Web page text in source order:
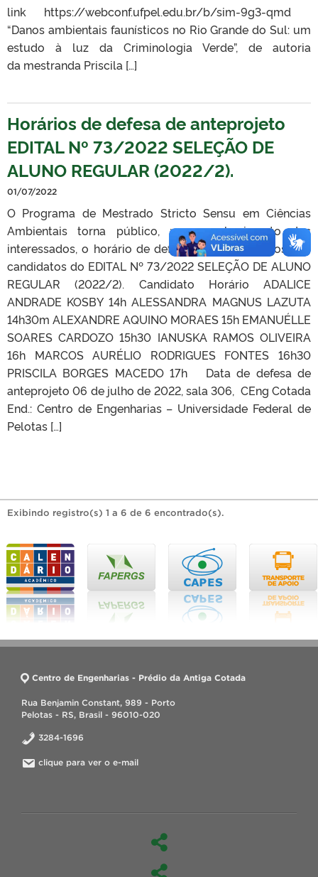
link https://webconf.ufpel.edu.br/b/sim-9g3-qmd
“Danos ambientais faunísticos no Rio Grande do Sul: um
estudo à luz da Criminologia Verde”, de autoria
da mestranda Priscila […]
Horários de defesa de anteprojeto
EDITAL Nº 73/2022 SELEÇÃO DE
ALUNO REGULAR (2022/2).
01/07/2022
O Programa de Mestrado Stricto Sensu em Ciências
Ambientais torna público, para conhecimento dos
interessados, o horário de defesa dos anteprojetos dos
candidatos do EDITAL Nº 73/2022 SELEÇÃO DE ALUNO
REGULAR (2022/2). Candidato Horário ADALICE
ANDRADE KOSBY 14h ALESSANDRA MAGNUS LAZUTA
14h30m ALEXANDRE AQUINO MORAES 15h EMANUÉLLE
SOARES CARDOZO 15h30 IANUSKA RAMOS OLIVEIRA
16h MARCOS AURÉLIO RODRIGUES FONTES 16h30
PRISCILA BORGES MACEDO 17h Data de defesa de
anteprojeto 06 de julho de 2022, sala 306, CEng Cotada
End.: Centro de Engenharias – Universidade Federal de
Pelotas […]
Exibindo registro(s) 1 a 6 de 6 encontrado(s).
Centro de Engenharias - Prédio da Antiga Cotada
Rua Benjamin Constant, 989 - Porto
Pelotas - RS, Brasil - 96010-020
3284-1696
clique para ver o e-mail